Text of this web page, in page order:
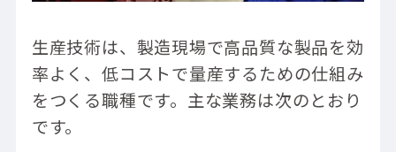
生産技術は、製造現場で高品質な製品を効
率よく、低コストで量産するための仕組み
をつくる職種です。主な業務は次のとおり
です。